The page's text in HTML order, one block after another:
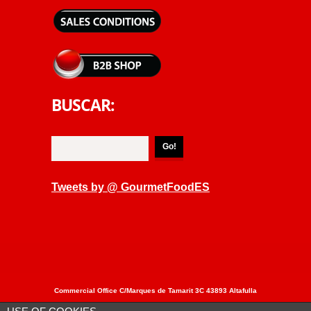
BUSCAR:
Tweets by @ GourmetFoodES
Commercial Office C/Marques de Tamarit 3C 43893 Altafulla
– Tarragona Spain Tel: + 34 877050863 / +34 877050864 Fax: